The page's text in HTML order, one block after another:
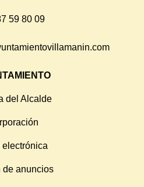
59 80 09
del Alcalde
electrónica
de anuncios